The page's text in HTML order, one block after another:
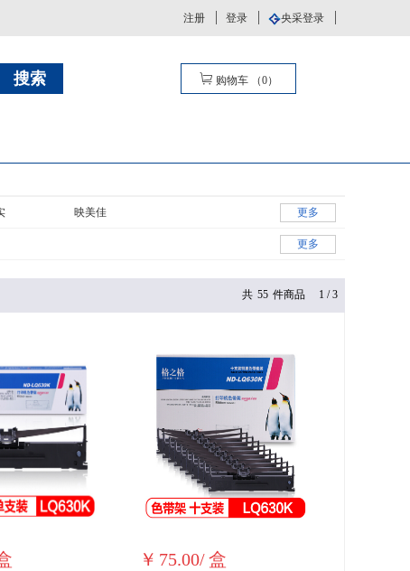
注册 登录 央采登录
购物车 （0）
映美佳 更多
更多
共 55 件商品 1 /3
￥ 75.00/盒